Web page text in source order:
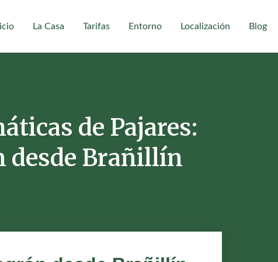
La Casa Tarifas Entorno Localización Blog
de Pajares:
desde Brañillín